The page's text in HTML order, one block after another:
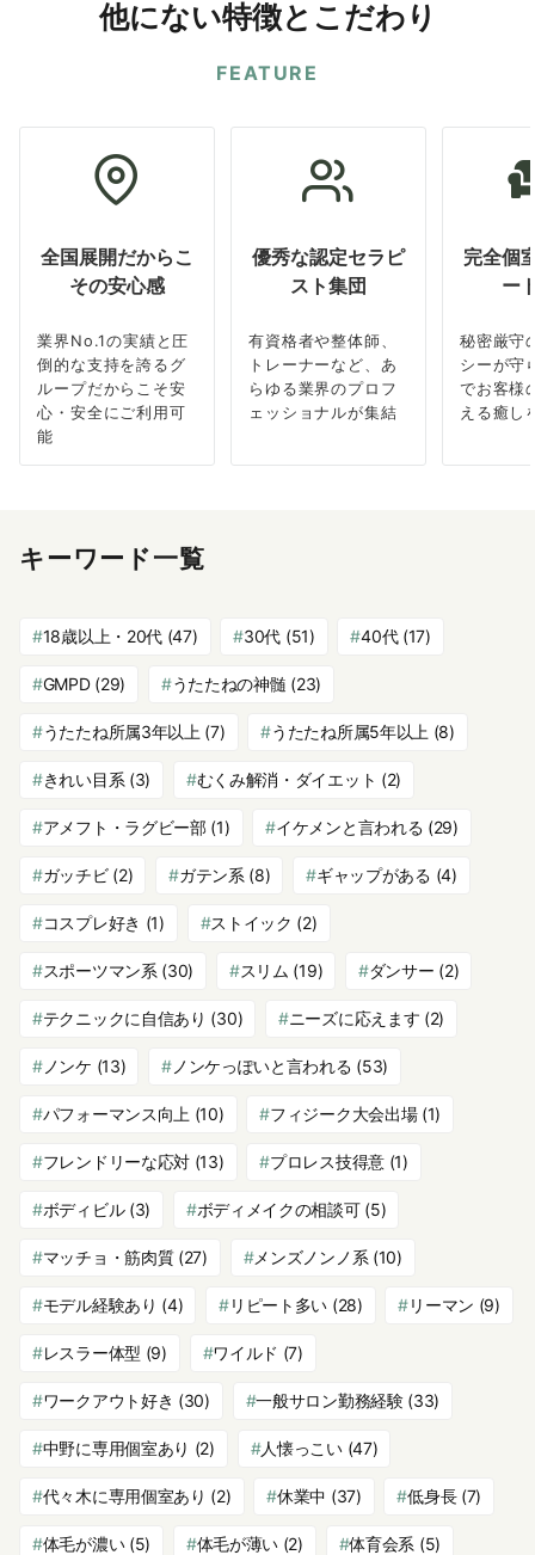
他にない特徴とこだわり
FEATURE
全国展開だからこ
その安心感
業界No.1の実績と圧
倒的な支持を誇るグ
ループだからこそ安
心・安全にご利用可
能
優秀な認定セラピ
スト集団
有資格者や整体師、
トレーナーなど、あ
らゆる業界のプロフ
ェッショナルが集結
完全個
ー
秘密厳守
シーが守
でお客様
える癒し
キーワード一覧
18歳以上・20代 (47) 30代 (51) 40代(17)
GMPD(29) うたたねの神髄 (23)
うたたね所属3年以上 (7) うたたね所属5年以上 (8)
きれい目系 (3) むくみ解消・ダイエット (2)
アメフト・ラグビー部(1) イケメンと言われる (29)
ガッチビ(2) ガテン系 (8) ギャップがある (4)
コスプレ好き (1) ストイック (2)
スポーツマン系 (30) スリム (19) ダンサー (2)
テクニックに自信あり (30) ニーズに応えます (2)
ノンケ (13) ノンケっぽいと言われる (53)
パフォーマンス向上 (10) フィジーク大会出場(1)
フレンドリーな応対 (13) プロレス技得意(1)
ボディビル(3) ボディメイクの相談可(5)
マッチョ・筋肉質(27) メンズノンノ系 (10)
モデル経験あり (4) リピート多い (28) リーマン (9)
レスラー体型 (9) ワイルド (7)
ワークアウト好き (30) 一般サロン勤務経験(33)
中野に専用個室あり (2) 人懐っこい(47)
代々木に専用個室あり (2) 休業中 (37) 低身長(7)
体毛が濃い(5) 体毛が薄い (2) 体育会系 (5)